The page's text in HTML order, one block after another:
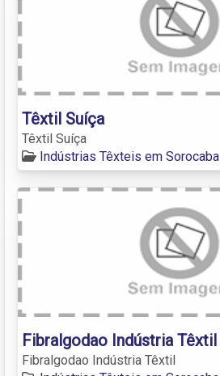
Têxtil Suíça
Têxtil Suíça
Indústrias Têxteis em Sorocaba
Fibralgodao Indústria Têxtil
Fibralgodao Indústria Têxtil